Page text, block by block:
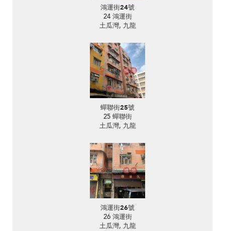
鴻運街24號
24 鴻運街
土瓜灣, 九龍
蟬聯街25號
25 蟬聯街
土瓜灣, 九龍
鴻運街26號
26 鴻運街
土瓜灣, 九龍